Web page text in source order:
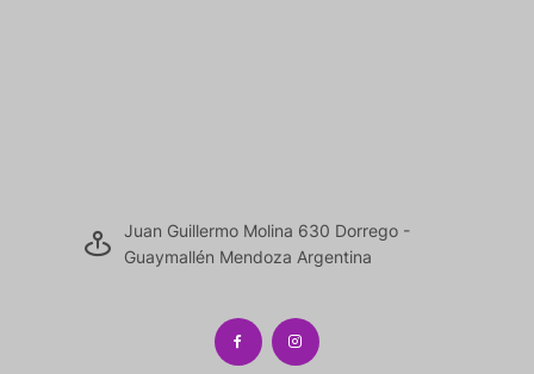
Juan Guillermo Molina 630 Dorrego -
Guaymallén Mendoza Argentina